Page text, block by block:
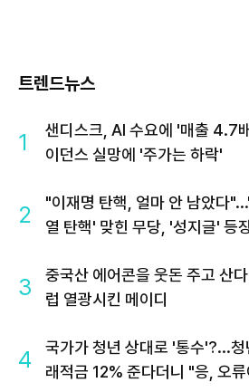
트렌드뉴스
1
샌디스크, AI 수요에 '매출 4.7
이던스 실망에 '주가는 하락'
2
"이재명 탄핵, 얼마 안 남았다
열 탄핵' 맞힌 무당, '성지글' 등
3
중국산 에어콘을 웃돈 주고 산
럽 열광시킨 메이디
4
국가가 청년 상대로 '통수'?...청
래적금 12% 준다더니 "응, 오